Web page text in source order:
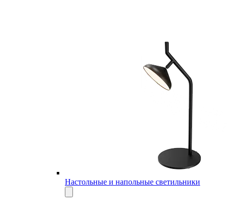
Настольные и напольные светильники